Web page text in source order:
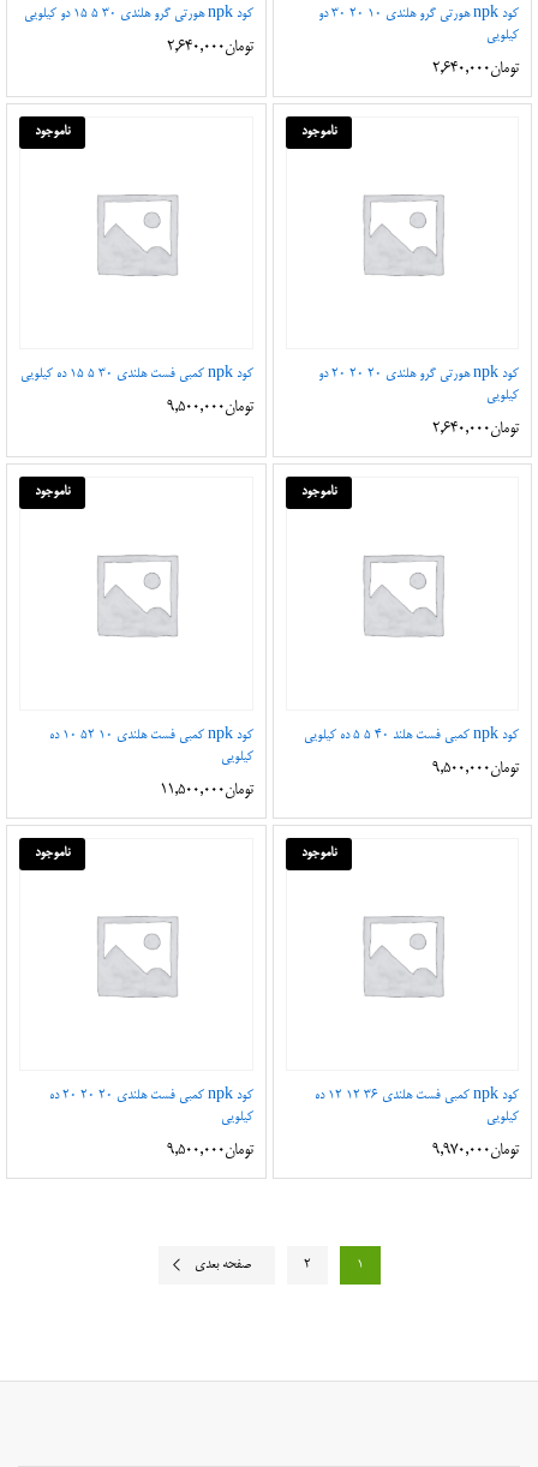
کود npk هورتی گرو هلندی 10 20 30 دو
کیلویی
تومان2,640,000
کود npk هورتی گرو هلندی 30 5 15 دو کیلویی
تومان2,640,000
ناموجود
کود npk هورتی گرو هلندی 20 20 20 دو
کیلویی
تومان2,640,000
ناموجود
کود npk کمبی فست هلندی 30 5 15 ده کیلویی
تومان9,500,000
ناموجود
کود npk کمبی فست هلند 40 5 5 ده کیلویی
تومان9,500,000
ناموجود
کود npk کمبی فست هلندی 10 52 10 ده
کیلویی
تومان11,500,000
ناموجود
کود npk کمبی فست هلندی 36 12 12 ده
کیلویی
تومان9,970,000
ناموجود
کود npk کمبی فست هلندی 20 20 20 ده
کیلویی
تومان9,500,000
1
2 صفحه بعدی